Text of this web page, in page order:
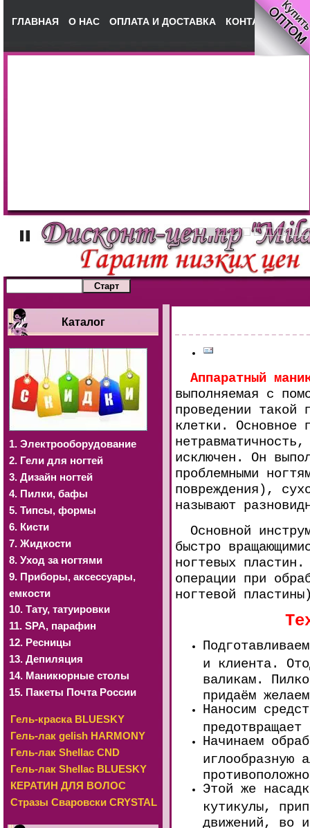
ГЛАВНАЯ О НАС ОПЛАТА И ДОСТАВКА КОНТАКТЫ
Каталог
1. Электрооборудование
2. Гели для ногтей
3. Дизайн ногтей
4. Пилки, бафы
5. Типсы, формы
6. Кисти
7. Жидкости
8. Уход за ногтями
9. Приборы, аксессуары,
емкости
10. Тату, татуировки
11. SРА, парафин
12. Ресницы
13. Депиляция
14. Маникюрные столы
15. Пакеты Почта России
Гель-краска BLUESKY
Гель-лак gelish HARMONY
Гель-лак Shellac CND
Гель-лак Shellac BLUESKY
КЕРАТИН ДЛЯ ВОЛОС
Стразы Сваровски CRYSTAL
Аппаратный
выполняемая с
проведении такой
клетки. Основное
исключен. Он
проблемными
повреждения),
называют
Основной
быстро
ногтевых
операции при
ногтевой
и клиента.
валикам.
придаём
Наносим
Начинаем
иглообразную
Этой же
кутикулы,
движений, во